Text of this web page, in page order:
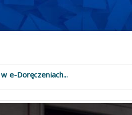
e-Doręczeniach...